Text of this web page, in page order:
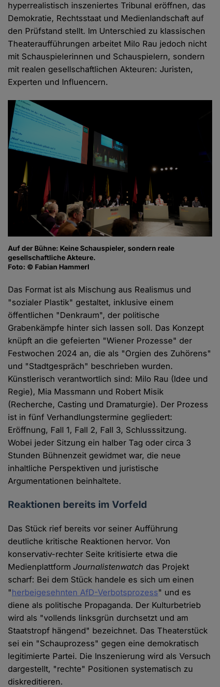
hyperrealistisch inszeniertes Tribunal eröffnen, das
Demokratie, Rechtsstaat und Medienlandschaft auf
den Prüfstand stellt. Im Unterschied zu klassischen
Theateraufführungen arbeitet Milo Rau jedoch nicht
mit Schauspielerinnen und Schauspielern, sondern
mit realen gesellschaftlichen Akteuren: Juristen,
Experten und Influencern.
Auf der Bühne: Keine Schauspieler, sondern reale
gesellschaftliche Akteure.
Foto: © Fabian Hammerl
Das Format ist als Mischung aus Realismus und
"sozialer Plastik" gestaltet, inklusive einem
öffentlichen "Denkraum", der politische
Grabenkämpfe hinter sich lassen soll. Das Konzept
knüpft an die gefeierten "Wiener Prozesse" der
Festwochen 2024 an, die als "Orgien des Zuhörens"
und "Stadtgespräch" beschrieben wurden.
Künstlerisch verantwortlich sind: Milo Rau (Idee und
Regie), Mia Massmann und Robert Misik
(Recherche, Casting und Dramaturgie). Der Prozess
ist in fünf Verhandlungstermine gegliedert:
Eröffnung, Fall 1, Fall 2, Fall 3, Schlusssitzung.
Wobei jeder Sitzung ein halber Tag oder circa 3
Stunden Bühnenzeit gewidmet war, die neue
inhaltliche Perspektiven und juristische
Argumentationen beinhaltete.
Reaktionen bereits im Vorfeld
Das Stück rief bereits vor seiner Aufführung
deutliche kritische Reaktionen hervor. Von
konservativ-rechter Seite kritisierte etwa die
MedienplattformJournalistenwatch das Projekt
scharf: Bei dem Stück handele es sich um einen
"herbeigesehnten AfD-Verbotsprozess" und es
diene als politische Propaganda. Der Kulturbetrieb
wird als "vollends linksgrün durchsetzt und am
Staatstropf hängend" bezeichnet. Das Theaterstück
sei ein "Schauprozess" gegen eine demokratisch
legitimierte Partei. Die Inszenierung wird als Versuch
dargestellt, "rechte" Positionen systematisch zu
diskreditieren.